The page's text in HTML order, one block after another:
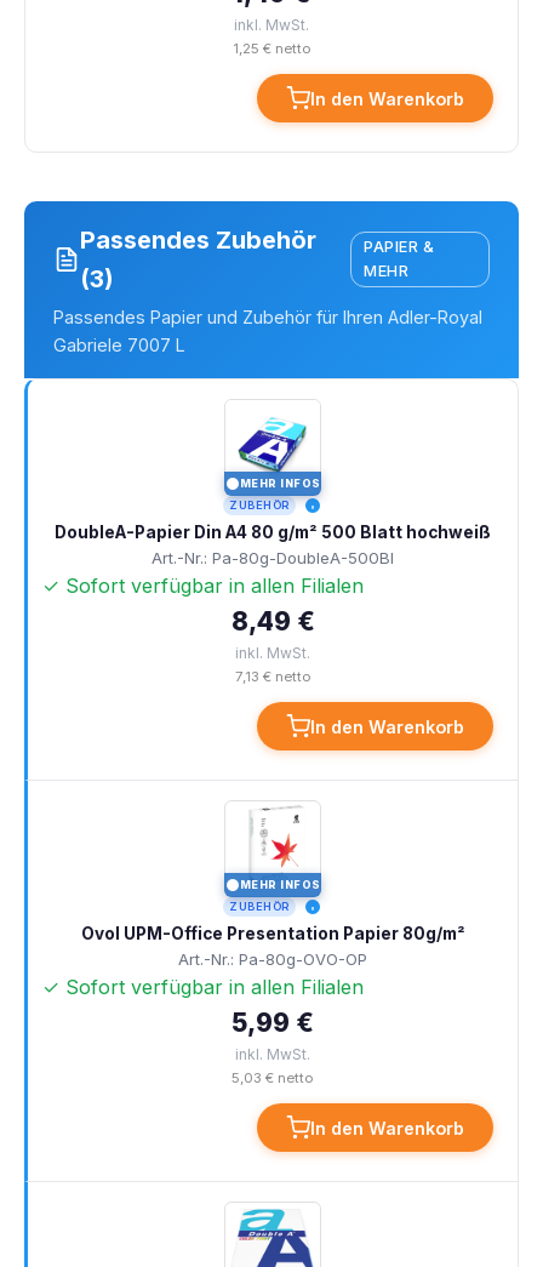
inkl. MwSt.
1,25 € netto
In den Warenkorb
Passendes Zubehör
(3)
PAPIER &
MEHR
Passendes Papier und Zubehör für Ihren Adler-Royal
Gabriele 7007 L
MEHR INFOS
ZUBEHÖR
DoubleA-Papier Din A4 80 g/m² 500 Blatt hochweiß
Art.-Nr.: Pa-80g-DoubleA-500Bl
✓ Sofort verfügbar in allen Filialen
8,49 €
inkl. MwSt.
7,13 € netto
In den Warenkorb
MEHR INFOS
ZUBEHÖR
Ovol UPM-Office Presentation Papier 80g/m²
Art.-Nr.: Pa-80g-OVO-OP
✓ Sofort verfügbar in allen Filialen
5,99 €
inkl. MwSt.
5,03 € netto
In den Warenkorb